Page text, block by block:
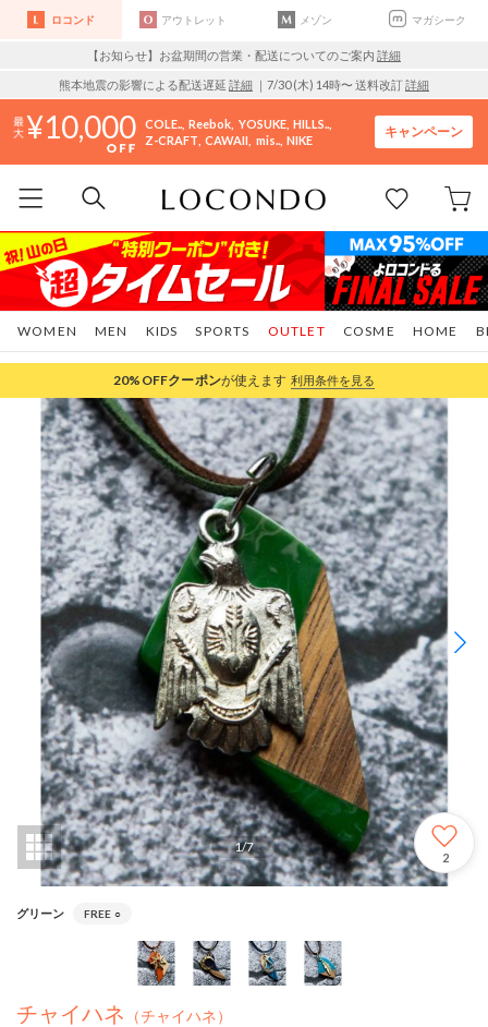
ロコンド アウトレット メゾン マガシーク
【お知らせ】お盆期間の営業・配送についてのご案内 詳細
熊本地震の影響による配送遅延 詳細 ｜7/30 (木) 14時〜 送料改訂詳細
10,000 COLE.. Reebok YOSUKE HILLS..
Z-CRAFT CAWAII mis.. NIKE
キャンペーン
WOMEN MEN KIDS SPORTS COSME HOME
OUTLET
20%OFFクーポンが使えます 利用条件を見る
1/7
2
グリーン FREE ○
チャイハネ （チャイハネ）